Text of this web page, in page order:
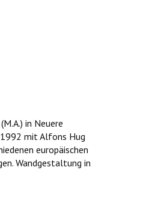
in Neuere
mit Alfons Hug
europäischen
Wandgestaltung in